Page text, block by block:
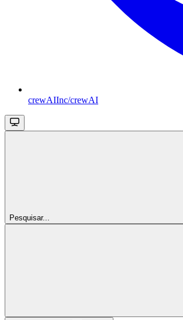
crewAIInc/crewAI
Pesquisar...